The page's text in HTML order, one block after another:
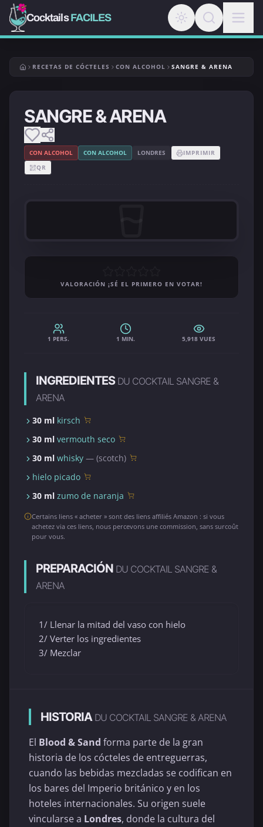
CocktailsFACILES
RECETAS DE CÓCTELES CON ALCOHOL SANGRE & ARENA
SANGRE & ARENA
CON ALCOHOL CON ALCOHOL LONDRES
IMPRIMIR
QR
VALORACIÓN ¡SÉ EL PRIMERO EN VOTAR!
1 PERS. 1 MIN. 5,918 VUES
INGREDIENTES DU COCKTAIL SANGRE &
ARENA
30 ml kirsch
30 ml vermouth seco
30 ml whisky — (scotch)
hielo picado
30 ml zumo de naranja
Certains liens « acheter » sont des liens affiliés Amazon : si vous
achetez via ces liens, nous percevons une commission, sans surcoût
pour vous.
PREPARACIÓN DU COCKTAIL SANGRE &
ARENA
1/ Llenar la mitad del vaso con hielo
2/ Verter los ingredientes
3/ Mezclar
HISTORIA DU COCKTAIL SANGRE & ARENA
El Blood & Sand forma parte de la gran
historia de los cócteles de entreguerras,
cuando las bebidas mezcladas se codifican en
los bares del Imperio británico y en los
hoteles internacionales. Su origen suele
vincularse a Londres, donde la cultura del